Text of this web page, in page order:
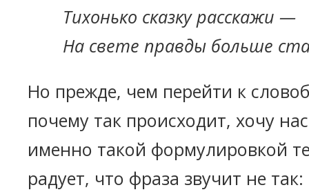
Тихонько сказку расскажи —
На свете правды больше
Но прежде, чем перейти к
почему так происходит, хочу
именно такой формулировкой
радует, что фраза звучит не